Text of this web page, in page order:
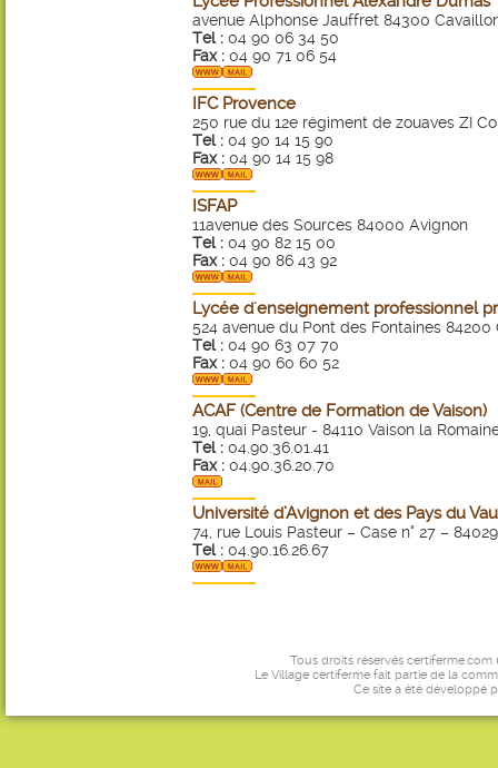
avenue Alphonse Jauffret 84300
Tel : 04 90 06 34 50
Fax : 04 90 71 06 54
IFC Provence
250 rue du 12e régiment de zouaves ZI
Tel : 04 90 14 15 90
Fax : 04 90 14 15 98
ISFAP
11avenue des Sources 84000 Avignon
Tel : 04 90 82 15 00
Fax : 04 90 86 43 92
Lycée d'enseignement professionnel
524 avenue du Pont des Fontaines 84200
Tel : 04 90 63 07 70
Fax : 04 90 60 60 52
ACAF (Centre de Formation de Vaison)
19, quai Pasteur - 84110 Vaison la
Tel : 04.90.36.01.41
Fax : 04.90.36.20.70
Université d’Avignon et des Pays du
74, rue Louis Pasteur – Case n° 27 –
Tel : 04.90.16.26.67
Tous droits réservés certiferme.com
Le Village certiferme fait partie de la
Ce site a été développé